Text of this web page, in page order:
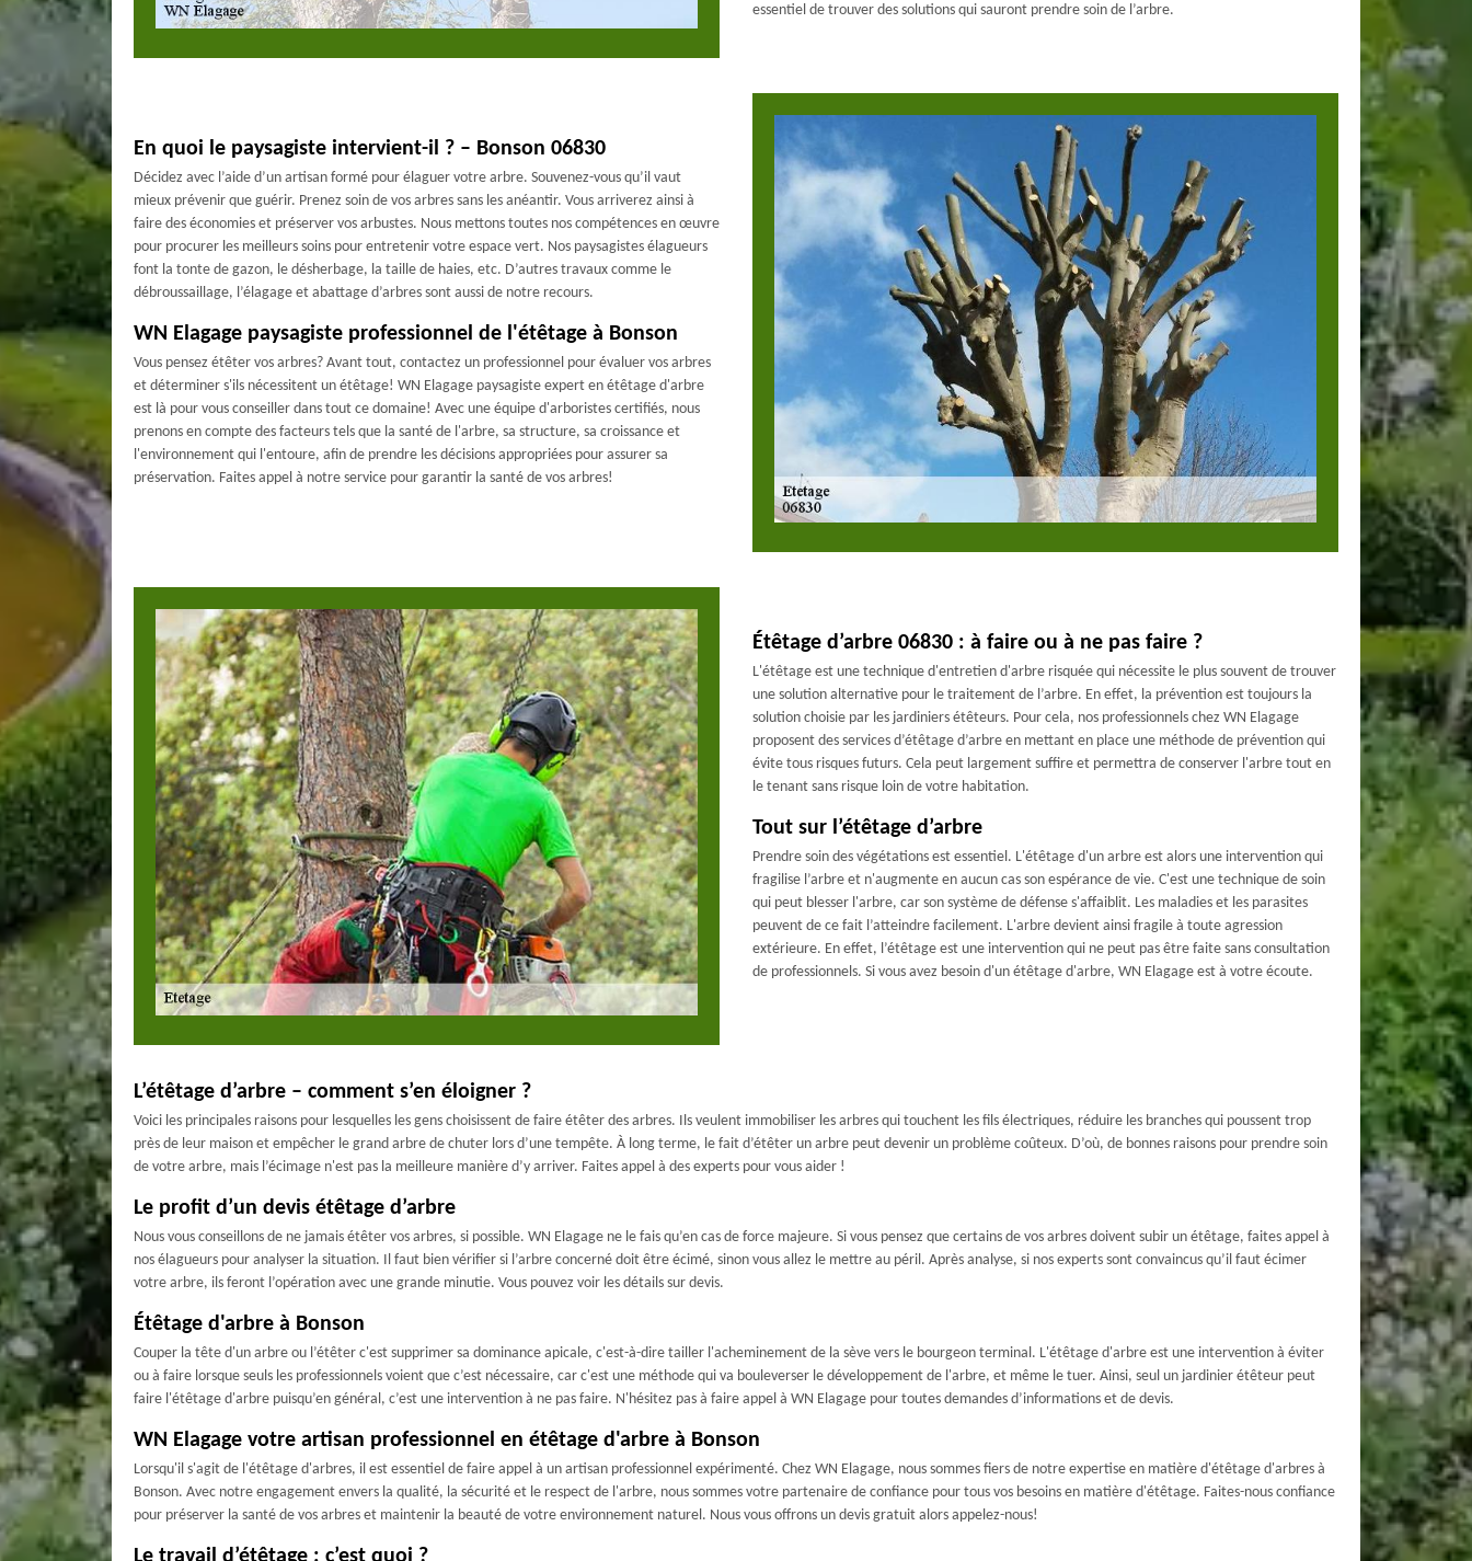
essentiel de trouver des solutions qui sauront prendre soin de l’arbre.
En quoi le paysagiste intervient-il ? – Bonson 06830
Décidez avec l’aide d’un artisan formé pour élaguer votre arbre. Souvenez-vous qu’il vaut
mieux prévenir que guérir. Prenez soin de vos arbres sans les anéantir. Vous arriverez ainsi à
faire des économies et préserver vos arbustes. Nous mettons toutes nos compétences en œuvre
pour procurer les meilleurs soins pour entretenir votre espace vert. Nos paysagistes élagueurs
font la tonte de gazon, le désherbage, la taille de haies, etc. D’autres travaux comme le
débroussaillage, l’élagage et abattage d’arbres sont aussi de notre recours.
WN Elagage paysagiste professionnel de l'étêtage à Bonson
Vous pensez étêter vos arbres? Avant tout, contactez un professionnel pour évaluer vos arbres
et déterminer s'ils nécessitent un étêtage! WN Elagage paysagiste expert en étêtage d'arbre
est là pour vous conseiller dans tout ce domaine! Avec une équipe d'arboristes certifiés, nous
prenons en compte des facteurs tels que la santé de l'arbre, sa structure, sa croissance et
l'environnement qui l'entoure, afin de prendre les décisions appropriées pour assurer sa
préservation. Faites appel à notre service pour garantir la santé de vos arbres!
Étêtage d’arbre 06830 : à faire ou à ne pas faire ?
L'étêtage est une technique d'entretien d'arbre risquée qui nécessite le plus souvent de trouver
une solution alternative pour le traitement de l’arbre. En effet, la prévention est toujours la
solution choisie par les jardiniers étêteurs. Pour cela, nos professionnels chez WN Elagage
proposent des services d’étêtage d’arbre en mettant en place une méthode de prévention qui
évite tous risques futurs. Cela peut largement suffire et permettra de conserver l'arbre tout en
le tenant sans risque loin de votre habitation.
Tout sur l’étêtage d’arbre
Prendre soin des végétations est essentiel. L'étêtage d'un arbre est alors une intervention qui
fragilise l’arbre et n'augmente en aucun cas son espérance de vie. C'est une technique de soin
qui peut blesser l'arbre, car son système de défense s'affaiblit. Les maladies et les parasites
peuvent de ce fait l’atteindre facilement. L'arbre devient ainsi fragile à toute agression
extérieure. En effet, l’étêtage est une intervention qui ne peut pas être faite sans consultation
de professionnels. Si vous avez besoin d'un étêtage d'arbre, WN Elagage est à votre écoute.
L’étêtage d’arbre – comment s’en éloigner ?
Voici les principales raisons pour lesquelles les gens choisissent de faire étêter des arbres. Ils veulent immobiliser les arbres qui touchent les fils électriques, réduire les branches qui poussent trop
près de leur maison et empêcher le grand arbre de chuter lors d’une tempête. À long terme, le fait d’étêter un arbre peut devenir un problème coûteux. D’où, de bonnes raisons pour prendre soin
de votre arbre, mais l’écimage n'est pas la meilleure manière d’y arriver. Faites appel à des experts pour vous aider !
Le profit d’un devis étêtage d’arbre
Nous vous conseillons de ne jamais étêter vos arbres, si possible. WN Elagage ne le fais qu’en cas de force majeure. Si vous pensez que certains de vos arbres doivent subir un étêtage, faites appel à
nos élagueurs pour analyser la situation. Il faut bien vérifier si l’arbre concerné doit être écimé, sinon vous allez le mettre au péril. Après analyse, si nos experts sont convaincus qu’il faut écimer
votre arbre, ils feront l’opération avec une grande minutie. Vous pouvez voir les détails sur devis.
Étêtage d'arbre à Bonson
Couper la tête d'un arbre ou l’étêter c'est supprimer sa dominance apicale, c'est-à-dire tailler l'acheminement de la sève vers le bourgeon terminal. L'étêtage d'arbre est une intervention à éviter
ou à faire lorsque seuls les professionnels voient que c’est nécessaire, car c'est une méthode qui va bouleverser le développement de l'arbre, et même le tuer. Ainsi, seul un jardinier étêteur peut
faire l'étêtage d'arbre puisqu’en général, c’est une intervention à ne pas faire. N'hésitez pas à faire appel à WN Elagage pour toutes demandes d’informations et de devis.
WN Elagage votre artisan professionnel en étêtage d'arbre à Bonson
Lorsqu'il s'agit de l'étêtage d'arbres, il est essentiel de faire appel à un artisan professionnel expérimenté. Chez WN Elagage, nous sommes fiers de notre expertise en matière d'étêtage d'arbres à
Bonson. Avec notre engagement envers la qualité, la sécurité et le respect de l'arbre, nous sommes votre partenaire de confiance pour tous vos besoins en matière d'étêtage. Faites-nous confiance
pour préserver la santé de vos arbres et maintenir la beauté de votre environnement naturel. Nous vous offrons un devis gratuit alors appelez-nous!
Le travail d’étêtage : c’est quoi ?